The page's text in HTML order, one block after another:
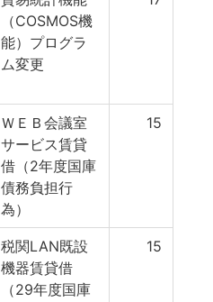
（COSMOS機
能）プログラ
ム変更
ＷＥＢ会議室
サービス賃貸
借（2年度国庫
債務負担行
為）
15
税関LAN既設
機器賃貸借
（29年度国庫
15